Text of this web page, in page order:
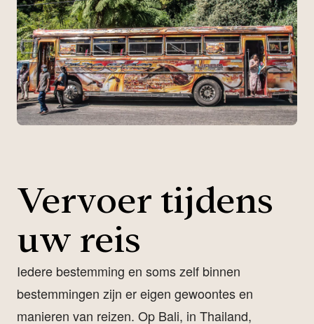
Vervoer tijdens
uw reis
Iedere bestemming en soms zelf binnen
bestemmingen zijn er eigen gewoontes en
manieren van reizen. Op Bali, in Thailand,